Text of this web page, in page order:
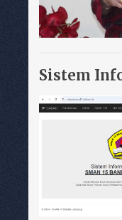
Sistem